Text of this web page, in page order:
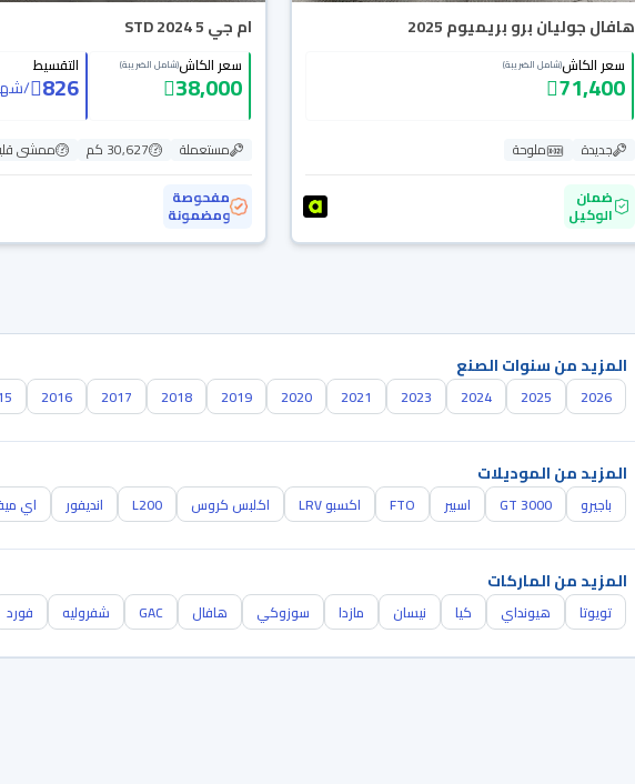
هافال جوليان برو بريميوم 2025
سعر الكاش(شامل الضريبة)
71,400
جديدة
ملوحة
ضمان
الوكيل
ام جي 5 STD 2024
سعر الكاش(شامل الضريبة)
38,000
التقسيط
826
/
مستعملة 30,627 كم
ممشى
مفحوصة
ومضمونة
المزيد من سنوات الصنع
2026
2025
2024
2023
2021
2020
2019
2018
2017
2016
المزيد من الموديلات
باجيرو GT 3000 اسبير FTO اكسبو LRV اكلبس كروس L200 انديفور اي
المزيد من الماركات
تويوتا هيونداي كيا نيسان مازدا سوزوكي هافال GAC شفروليه فورد